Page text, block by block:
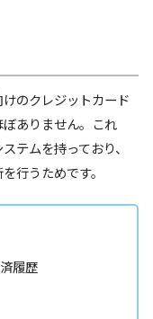
のクレジットカード
ありません。これ
テムを持っており、
行うためです。
履歴